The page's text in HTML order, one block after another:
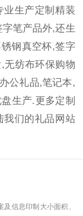
业生产定制精装
笔产品外,还生
钢真空杯,签字
无纺布环保购物
公礼品,笔记本,
生产.更多定制
我们的礼品网站
信息印制大小面积、